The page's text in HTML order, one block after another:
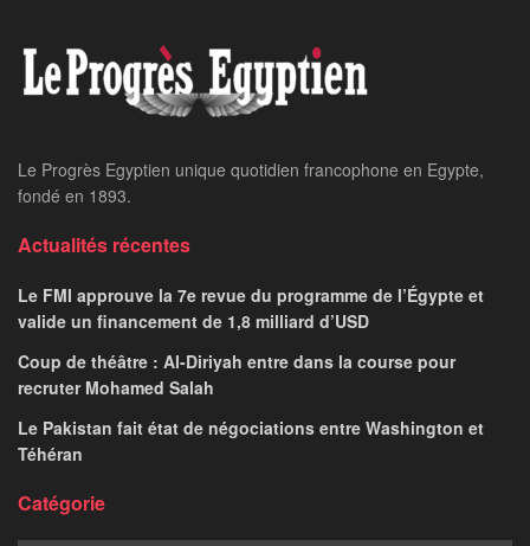
Le Progrès Egyptien unique quotidien francophone en Egypte,
fondé en 1893.
Actualités récentes
Le FMI approuve la 7e revue du programme de l’Égypte et
valide un financement de 1,8 milliard d’USD
Coup de théâtre : Al-Diriyah entre dans la course pour
recruter Mohamed Salah
Le Pakistan fait état de négociations entre Washington et
Téhéran
Catégorie